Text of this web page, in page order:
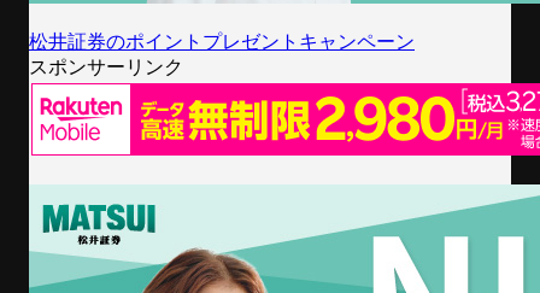
松井証券のポイントプレゼントキャンペーン
スポンサーリンク